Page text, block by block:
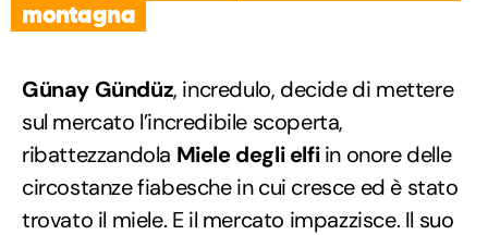
montagna
Günay Gündüz, incredulo, decide di mettere
sul mercato l’incredibile scoperta,
ribattezzandola Miele degli elfiin onore delle
circostanze fiabesche in cui cresce ed è stato
trovato il miele. E il mercato impazzisce. Il suo